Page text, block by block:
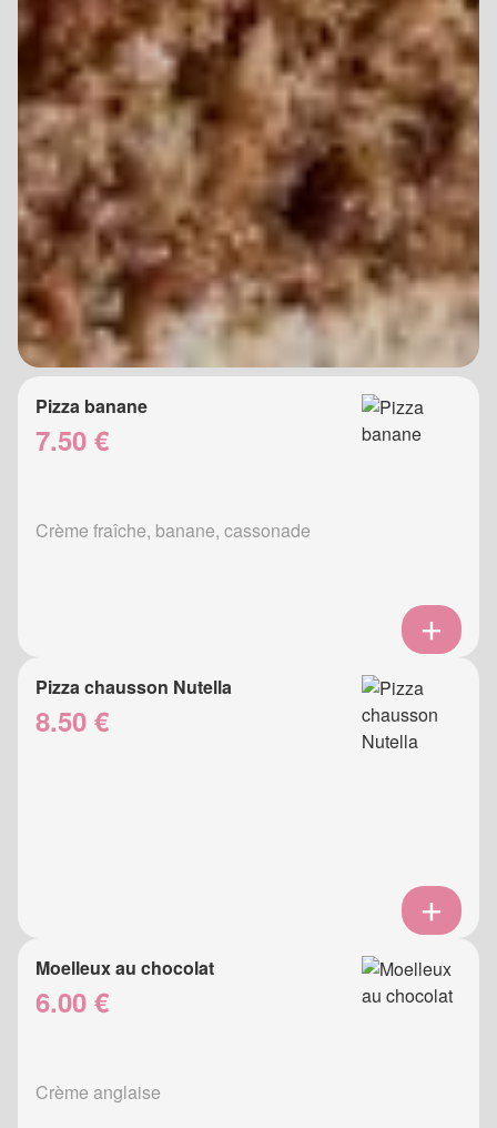
Pizza banane
7.50 €
Crème fraîche, banane, cassonade
Pizza chausson Nutella
8.50 €
Moelleux au chocolat
6.00 €
Crème anglaise